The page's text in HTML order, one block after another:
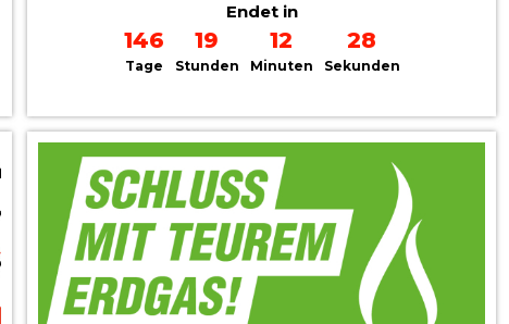
Endet in
146
Tage
19
Stunden
12
Minuten
26
Sekunden